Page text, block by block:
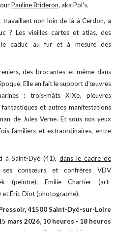
Pauline Brideron, aka Pol's.
non loin de là à Cerdon, a
? Les vieilles cartes et atlas, des
caduc au fur et à mesure des
des brocantes et même dans
Elle en fait le support d’œuvres
: trois-mâts XIXe, pieuvres
et autres manifestations
de Jules Verne. Et sous nos yeux
familiers et extraordinaires, entre
à Saint-Dyé (41),dans le cadre de
consœurs et confrères VDV
(peintre), Emilie Chartier (art-
et Éric Diot (photographe).
41500 Saint-Dyé-sur-Loire
mars 2026, 10 heures - 18 heures